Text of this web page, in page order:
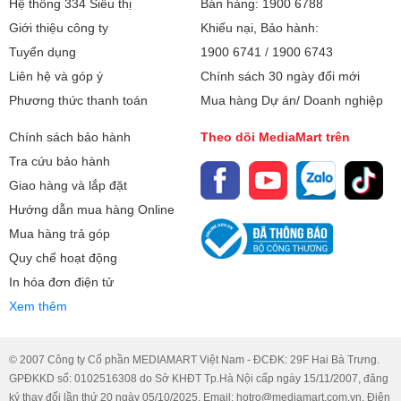
tượng giật lag.
Laptop Dell Vostro 3530 (V3530-
i7U085W11GRD2)
trang bị ổ cứng SSD M.2
PCIe NVMe dung lượng 512GB, giúp khởi động
Điều này cũng giúp tiết kiệm thời gian và nâng
cao trải nghiệm làm việc của bạn.
Màn hình rộng sắc nét
Màn hình trên
Dell Vostro 3530 (V3530-
i7U085W11GRD2)
chú ý nhất của sản phẩm này. Với kích thước lớn
xem hình ảnh và video rất ấn tượng.
Độ phân giải (W x
H):
Full HD (1920 x 1080 pixels)
Công nghệ MH:
Chipset đồ họa: NVIDIA GeForce MX550
Bộ nhớ đồ họa:
Card đồ họa:
Kênh âm thanh:
Cổng giao tiếp:
1x Jack 3.5mm
HDMI
Hệ thống 334 Siêu thị
Giới thiệu công ty
Tuyển dụng
Liên hệ và góp ý
Phương thức thanh toán
Bán hàng: 1900 6788
Khiếu nại, Bảo hành:
1900 6741 / 1900 6743
Chính sách 30 ngày đổi mới
Mua hàng Dự án/ Doanh nghiệp
Chính sách bảo hành
Tra cứu bảo hành
Giao hàng và lắp đặt
Hướng dẫn mua hàng Online
Mua hàng trả góp
Quy chế hoạt động
In hóa đơn điện tử
Xem thêm
Theo dõi MediaMart trên
© 2007 Công ty Cổ phần MEDIAMART Việt Nam - ĐCĐK: 29F Hai Bà Trưng.
GPĐKKD số: 0102516308 do Sở KHĐT Tp.Hà Nội cấp ngày 15/11/2007, đăng
ký thay đổi lần thứ 20 ngày 05/10/2025. Email: hotro@mediamart.com.vn. Điện